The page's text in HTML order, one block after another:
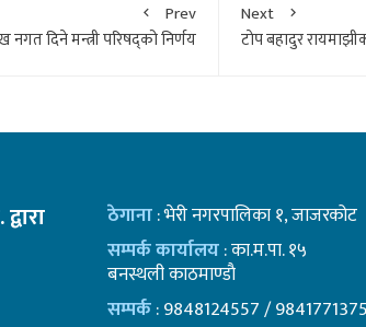
Prev
दिने मन्त्री परिषद्को निर्णय
Next
टाेप बहादुर
ठेगाना: भेरी नगरपालिका १, जाजरकोट
सम्पर्क कार्यालय: का.म.पा. १५
बनस्थली काठमाण्डाै
सम्पर्क: 9848124557 / 9841771375